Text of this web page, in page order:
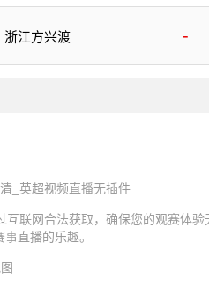
浙江方兴渡 -
_英超视频直播无插件
互联网合法获取，确保您的观赛体
直播的乐趣。